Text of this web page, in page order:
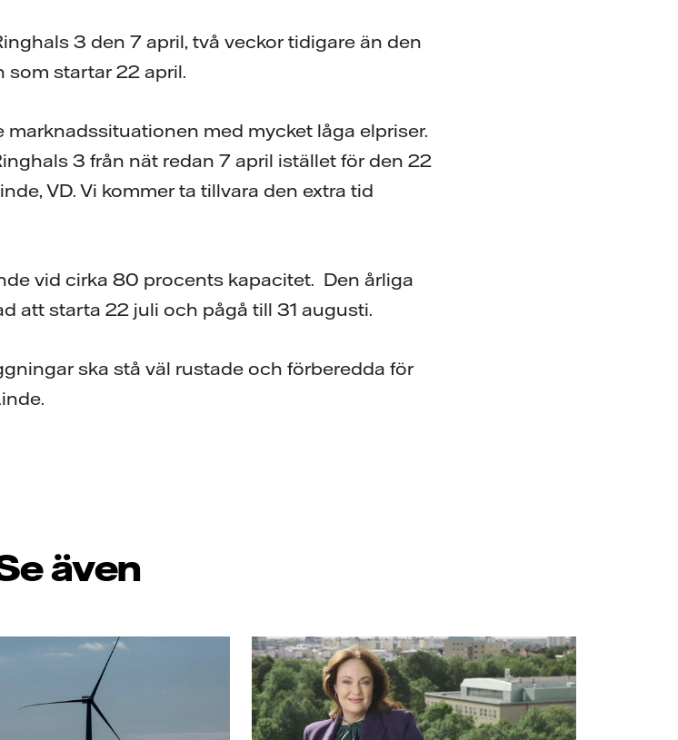
3 den 7 april, två veckor tidigare än den
startar 22 april.
marknadssituationen med mycket låga elpriser.
3 från nät redan 7 april istället för den 22
VD. Vi kommer ta tillvara den extra tid
vid cirka 80 procents kapacitet. Den årliga
att starta 22 juli och pågå till 31 augusti.
ska stå väl rustade och förberedda för
även